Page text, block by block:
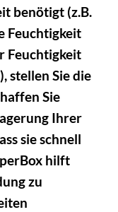
benötigt (z.B.
Feuchtigkeit
Feuchtigkeit
stellen Sie die
Sie
Ihrer
sie schnell
hilft
zu